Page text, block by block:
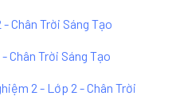
Chân Trời Sáng Tạo
Chân Trời Sáng Tạo
2 - Lớp 2 - Chân Trời